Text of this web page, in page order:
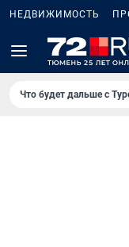
НЕДВИЖИМОСТЬ
Что будет дальше с